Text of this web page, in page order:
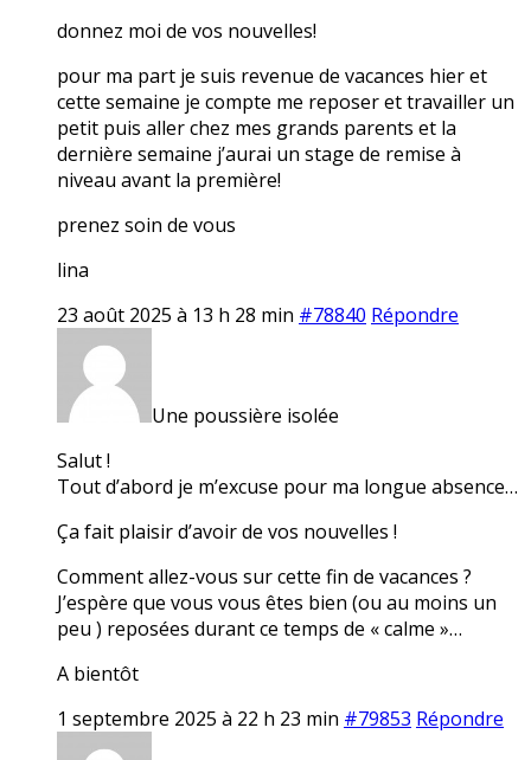
donnez moi de vos nouvelles!
pour ma part je suis revenue de vacances hier et
cette semaine je compte me reposer et travailler un
petit puis aller chez mes grands parents et la
dernière semaine j’aurai un stage de remise à
niveau avant la première!
prenez soin de vous
lina
23 août 2025 à 13 h 28 min #78840 Répondre
Une poussière isolée
Salut !
Tout d’abord je m’excuse pour ma longue absence…
Ça fait plaisir d’avoir de vos nouvelles !
Comment allez-vous sur cette fin de vacances ?
J’espère que vous vous êtes bien (ou au moins un
peu ) reposées durant ce temps de « calme »…
A bientôt
1 septembre 2025 à 22 h 23 min #79853 Répondre